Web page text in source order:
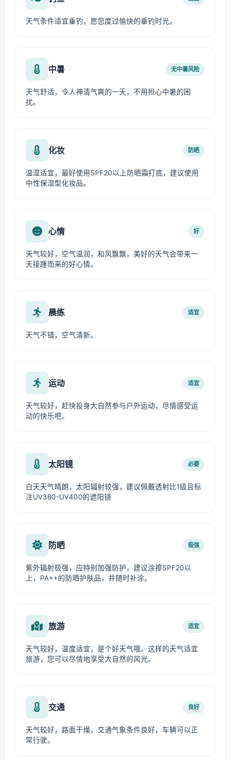
天气条件适宜垂钓，愿您度过愉快的垂钓时光。
中暑 无中暑风险
天气舒适，令人神清气爽的一天，不用担心中暑的困
扰。
化妆 防晒
温湿适宜，最好使用SPF20以上防晒霜打底，建议使用
中性保湿型化妆品。
心情 好
天气较好，空气温润，和风飘飘，美好的天气会带来一
天接踵而来的好心情。
晨练 适宜
天气不错，空气清新。
运动 适宜
天气较好，赶快投身大自然参与户外运动，尽情感受运
动的快乐吧。
太阳镜 必要
白天天气晴朗，太阳辐射较强，建议佩戴透射比1级且标
注UV380-UV400的遮阳镜
防晒 极强
紫外辐射极强，应特别加强防护，建议涂擦SPF20以
上，PA++的防晒护肤品，并随时补涂。
旅游 适宜
天气较好，温度适宜，是个好天气哦。这样的天气适宜
旅游，您可以尽情地享受大自然的风光。
交通 良好
天气较好，路面干燥，交通气象条件良好，车辆可以正
常行驶。